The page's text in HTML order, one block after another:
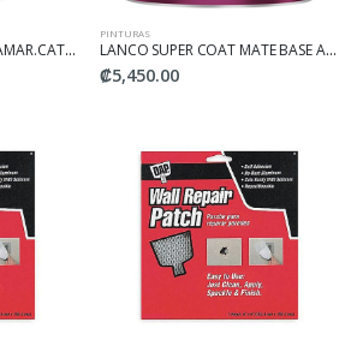
APC ESMALTE FAST DRY AMAR.CATERPILLAR GLN
PINTURAS
LANCO SUPER COAT MATE BASE ACCENT 1/4
₡5,450.00